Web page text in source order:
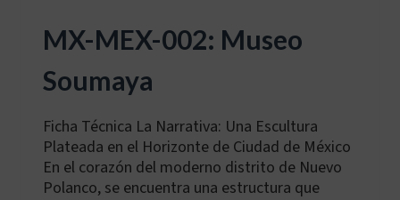
MX-MEX-002: Museo
Soumaya
Ficha Técnica La Narrativa: Una Escultura
Plateada en el Horizonte de Ciudad de México
En el corazón del moderno distrito de Nuevo
Polanco, se encuentra una estructura que